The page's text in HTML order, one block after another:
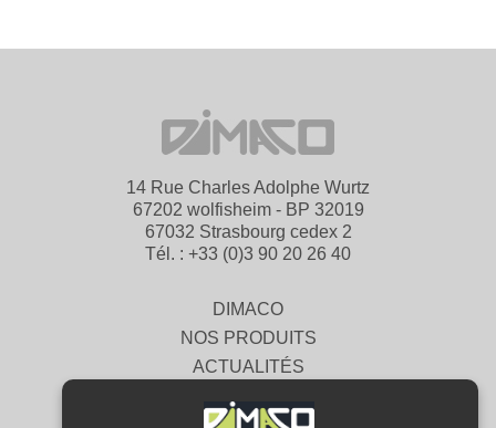
14 Rue Charles Adolphe Wurtz
67202 wolfisheim - BP 32019
67032 Strasbourg cedex 2
Tél. : +33 (0)3 90 20 26 40
DIMACO
NOS PRODUITS
ACTUALITÉS
PARTENAIRES